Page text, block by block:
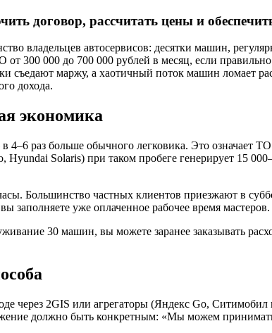
договор, рассчитать цены и
владельцев автосервисов: десятки машин,
300 000 до 700 000 рублей в месяц, если
съедают маржу, а хаотичный поток машин ломает
дохода.
экономика
раз больше обычного легковика. Это означает
Solaris) при таком пробеге генерирует 15
Большинство частных клиентов приезжают в
заполняете уже оплаченное рабочее время мастеров.
30 машин, вы можете заранее заказывать
через 2GIS или агрегаторы (Яндекс Go,
должно быть конкретным: «Мы можем